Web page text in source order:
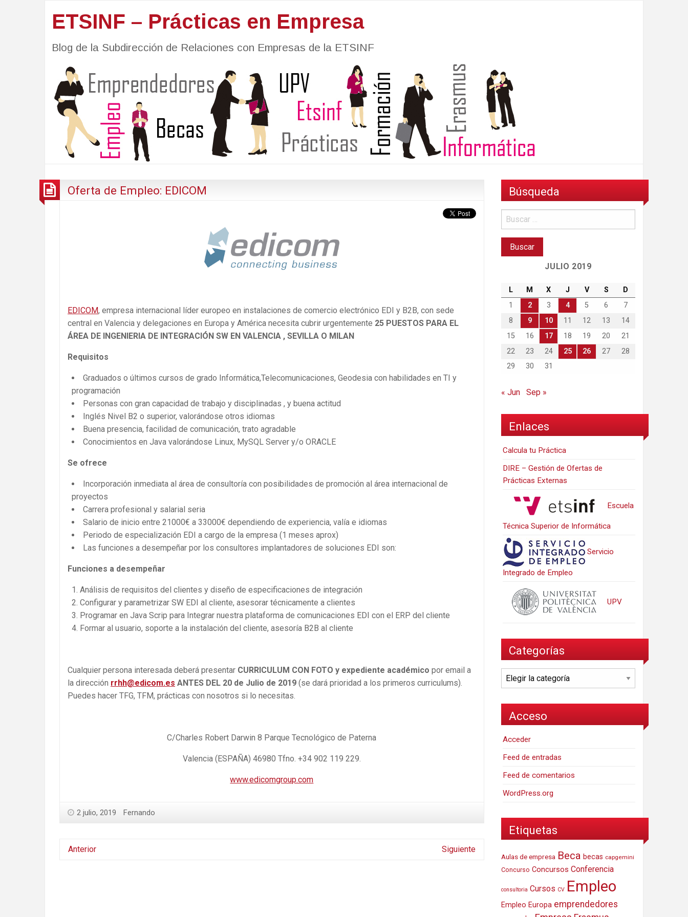
ETSINF – Prácticas en Empresa
Blog de la Subdirección de Relaciones con Empresas de la ETSINF
Oferta de Empleo: EDICOM
EDICOM, empresa internacional líder europeo en instalaciones de comercio electrónico EDI y B2B, con sede
central en Valencia y delegaciones en Europa y América necesita cubrir urgentemente 25 PUESTOS PARA EL
ÁREA DE INGENIERIA DE INTEGRACIÓN SW EN VALENCIA , SEVILLA O MILAN
Requisitos
Graduados o últimos cursos de grado Informática,Telecomunicaciones, Geodesia con habilidades en TI y
programación
Personas con gran capacidad de trabajo y disciplinadas , y buena actitud
Inglés Nivel B2 o superior, valorándose otros idiomas
Buena presencia, facilidad de comunicación, trato agradable
Conocimientos en Java valorándose Linux, MySQL Server y/o ORACLE
Se ofrece
Incorporación inmediata al área de consultoría con posibilidades de promoción al área internacional de
proyectos
Carrera profesional y salarial seria
Salario de inicio entre 21000€ a 33000€ dependiendo de experiencia, valía e idiomas
Periodo de especialización EDI a cargo de la empresa (1 meses aprox)
Las funciones a desempeñar por los consultores implantadores de soluciones EDI son:
Funciones a desempeñar
Análisis de requisitos del clientes y diseño de especificaciones de integración
Configurar y parametrizar SW EDI al cliente, asesorar técnicamente a clientes
Programar en Java Scrip para Integrar nuestra plataforma de comunicaciones EDI con el ERP del cliente
Formar al usuario, soporte a la instalación del cliente, asesoría B2B al cliente
Cualquier persona interesada deberá presentar CURRICULUM CON FOTO y expediente académico por email a
la dirección rrhh@edicom.es ANTES DEL 20 de Julio de 2019 (se dará prioridad a los primeros curriculums).
Puedes hacer TFG, TFM, prácticas con nosotros si lo necesitas.
C/Charles Robert Darwin 8 Parque Tecnológico de Paterna
Valencia (ESPAÑA) 46980 Tfno. +34 902 119 229.
www.edicomgroup.com
2 julio, 2019 Fernando
Anterior Siguiente
Búsqueda
JULIO 2019
L M X J V S
D
1
2 3 4 5 6
7
8
9 10 11 12 13
14
15
16 17 18 19 20
21
22
23 24 25 26 27
28
29
30 31
« Jun Sep »
Enlaces
Calcula tu Práctica
DIRE – Gestión de Ofertas de
Prácticas Externas
Escuela
Técnica Superior de Informática
Servicio
Integrado de Empleo
UPV
Categorías
Categorías
Acceso
Acceder
Feed de entradas
Feed de comentarios
WordPress.org
Etiquetas
Aulas de empresa Beca becas capgemini
Concurso Concursos Conferencia
consultoria Cursos CV Empleo
Empleo Europa emprendedores